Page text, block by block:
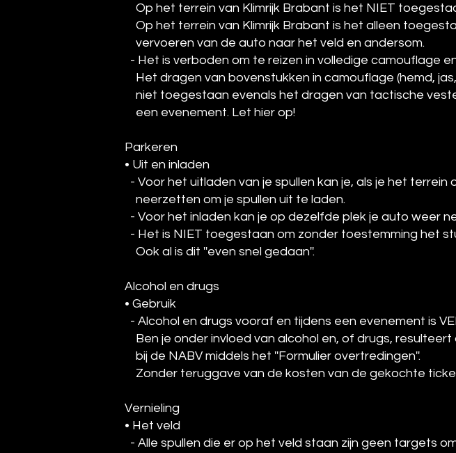
Op het terrein van Klimrijk Brabant is het NIET
Op het terrein van Klimrijk Brabant is het alleen
vervoeren van de auto naar het veld en andersom.
- Het is verboden om te reizen in volledige camouflage
Het dragen van bovenstukken in camouflage (hemd,
niet toegestaan evenals het dragen van tactische
een evenement. Let hier op!
Parkeren
• Uit en inladen
- Voor het uitladen van je spullen kan je, als je het
neerzetten om je spullen uit te laden.
- Voor het inladen kan je op dezelfde plek je auto weer
- Het is NIET toegestaan om zonder toestemming het
Ook al is dit ''even snel gedaan''.
Alcohol en drugs
• Gebruik
- Alcohol en drugs vooraf en tijdens een evenement is
Ben je onder invloed van alcohol en, of drugs,
bij de NABV middels het ''Formulier overtredingen''.
Zonder teruggave van de kosten van de gekochte
Vernieling
• Het veld
- Alle spullen die er op het veld staan zijn geen targets